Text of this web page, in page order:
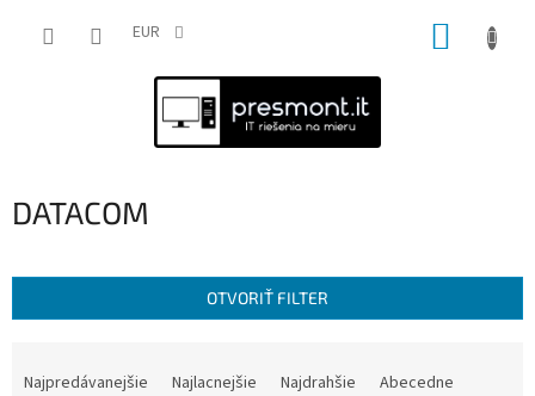
EUR
DATACOM
OTVORIŤ FILTER
Najpredávanejšie Najlacnejšie Najdrahšie Abecedne